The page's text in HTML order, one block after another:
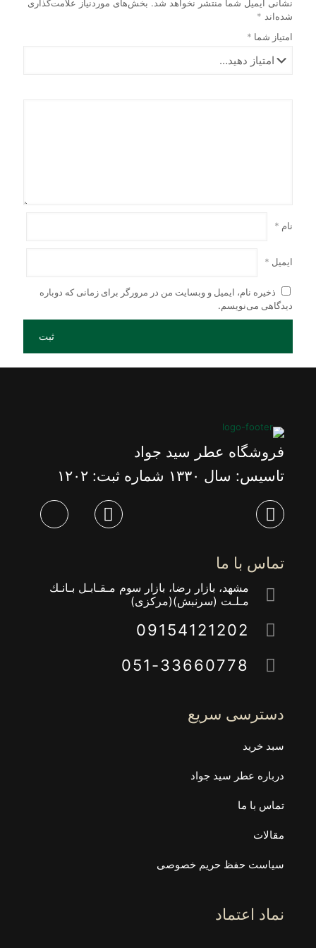
نشانی ایمیل شما منتشر نخواهد شد. بخش‌های موردنیاز علامت‌گذاری
شده‌اند *
امتیاز شما *
نام *
ایمیل *
ذخیره نام، ایمیل و وبسایت من در مرورگر برای زمانی که دوباره
دیدگاهی می‌نویسم.
فروشگاه عطر سید جواد
تاسیس: سال ١٣٣٠ شماره ثبت: ١٢٠٢
تماس با ما
مشهد، بازار رضا، بازار سوم مـقـابـل بـانـك
مـلـت (سرنبش)(مركزى)
09154121202
051-33660778
دسترسی سریع
سبد خرید
درباره عطر سید جواد
تماس با ما
مقالات
سیاست حفظ حریم خصوصی
نماد اعتماد